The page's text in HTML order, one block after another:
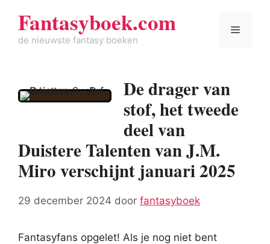
Fantasyboek.com
de nieuwste fantasy boeken
Menu
De drager van
stof, het tweede
deel van
Duistere Talenten van J.M.
Miro verschijnt januari 2025
29 december 2024 door fantasyboek
Fantasyfans opgelet! Als je nog niet bent